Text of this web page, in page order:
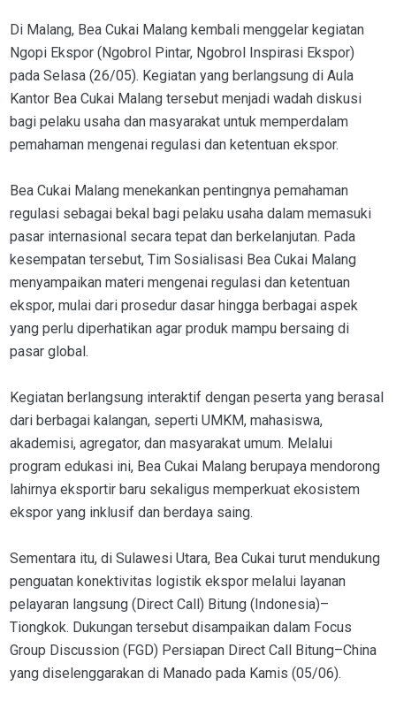
Di Malang, Bea Cukai Malang kembali menggelar kegiatan
Ngopi Ekspor (Ngobrol Pintar, Ngobrol Inspirasi Ekspor)
pada Selasa (26/05). Kegiatan yang berlangsung di Aula
Kantor Bea Cukai Malang tersebut menjadi wadah diskusi
bagi pelaku usaha dan masyarakat untuk memperdalam
pemahaman mengenai regulasi dan ketentuan ekspor.
Bea Cukai Malang menekankan pentingnya pemahaman
regulasi sebagai bekal bagi pelaku usaha dalam memasuki
pasar internasional secara tepat dan berkelanjutan. Pada
kesempatan tersebut, Tim Sosialisasi Bea Cukai Malang
menyampaikan materi mengenai regulasi dan ketentuan
ekspor, mulai dari prosedur dasar hingga berbagai aspek
yang perlu diperhatikan agar produk mampu bersaing di
pasar global.
Kegiatan berlangsung interaktif dengan peserta yang berasal
dari berbagai kalangan, seperti UMKM, mahasiswa,
akademisi, agregator, dan masyarakat umum. Melalui
program edukasi ini, Bea Cukai Malang berupaya mendorong
lahirnya eksportir baru sekaligus memperkuat ekosistem
ekspor yang inklusif dan berdaya saing.
Sementara itu, di Sulawesi Utara, Bea Cukai turut mendukung
penguatan konektivitas logistik ekspor melalui layanan
pelayaran langsung (Direct Call) Bitung (Indonesia)–
Tiongkok. Dukungan tersebut disampaikan dalam Focus
Group Discussion (FGD) Persiapan Direct Call Bitung–China
yang diselenggarakan di Manado pada Kamis (05/06).